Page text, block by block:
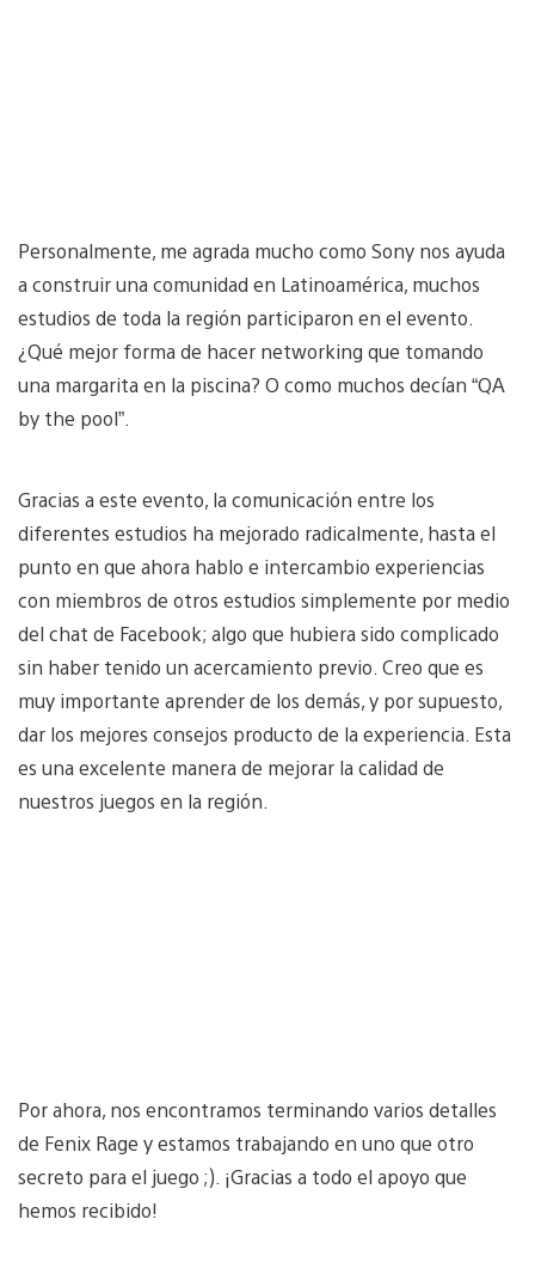
Personalmente, me agrada mucho como Sony nos ayuda
a construir una comunidad en Latinoamérica, muchos
estudios de toda la región participaron en el evento.
¿Qué mejor forma de hacer networking que tomando
una margarita en la piscina? O como muchos decían “QA
by the pool”.
Gracias a este evento, la comunicación entre los
diferentes estudios ha mejorado radicalmente, hasta el
punto en que ahora hablo e intercambio experiencias
con miembros de otros estudios simplemente por medio
del chat de Facebook; algo que hubiera sido complicado
sin haber tenido un acercamiento previo. Creo que es
muy importante aprender de los demás, y por supuesto,
dar los mejores consejos producto de la experiencia. Esta
es una excelente manera de mejorar la calidad de
nuestros juegos en la región.
Por ahora, nos encontramos terminando varios detalles
de Fenix Rage y estamos trabajando en uno que otro
secreto para el juego ;). ¡Gracias a todo el apoyo que
hemos recibido!